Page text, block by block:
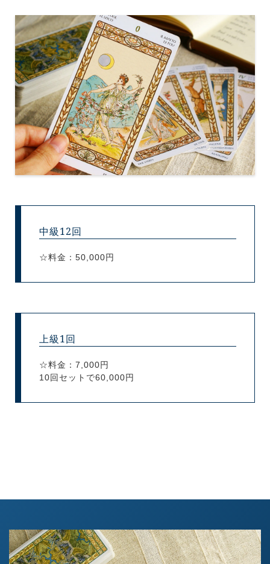
中級12回
☆料金：50,000円
上級1回
☆料金：7,000円
10回セットで60,000円